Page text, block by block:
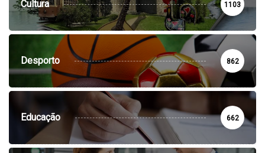
Cultura 1103
Desporto 862
Educação 662